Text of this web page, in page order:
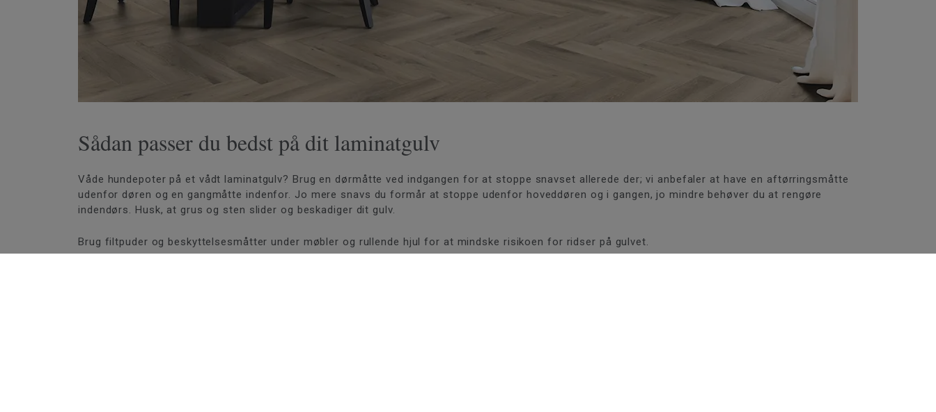
Sådan passer du bedst på dit laminatgulv
Våde hundepoter på et vådt laminatgulv? Brug en dørmåtte ved indgangen for at stoppe snavset allerede der; vi anbefaler at have en aftørringsmåtte
udenfor døren og en gangmåtte indenfor. Jo mere snavs du formår at stoppe udenfor hoveddøren og i gangen, jo mindre behøver du at rengøre
indendørs. Husk, at grus og sten slider og beskadiger dit gulv.
Brug filtpuder og beskyttelsesmåtter under møbler og rullende hjul for at mindske risikoen for ridser på gulvet.